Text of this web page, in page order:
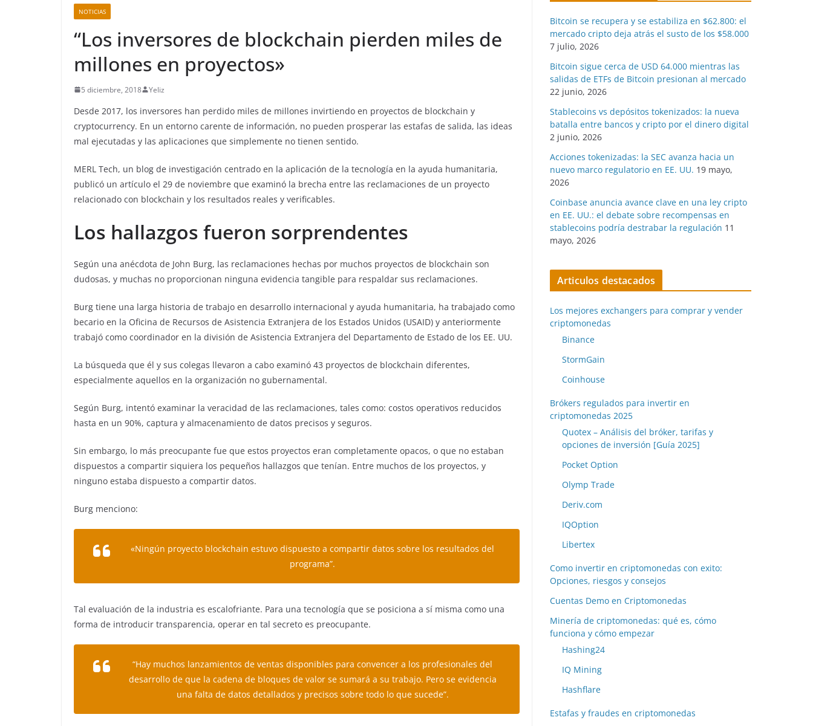
NOTICIAS
“Los inversores de blockchain pierden miles de
millones en proyectos»
5 diciembre, 2018 Yeliz
Desde 2017, los inversores han perdido miles de millones invirtiendo en proyectos de blockchain y
cryptocurrency. En un entorno carente de información, no pueden prosperar las estafas de salida, las ideas
mal ejecutadas y las aplicaciones que simplemente no tienen sentido.
MERL Tech, un blog de investigación centrado en la aplicación de la tecnología en la ayuda humanitaria,
publicó un artículo el 29 de noviembre que examinó la brecha entre las reclamaciones de un proyecto
relacionado con blockchain y los resultados reales y verificables.
Los hallazgos fueron sorprendentes
Según una anécdota de John Burg, las reclamaciones hechas por muchos proyectos de blockchain son
dudosas, y muchas no proporcionan ninguna evidencia tangible para respaldar sus reclamaciones.
Burg tiene una larga historia de trabajo en desarrollo internacional y ayuda humanitaria, ha trabajado como
becario en la Oficina de Recursos de Asistencia Extranjera de los Estados Unidos (USAID) y anteriormente
trabajó como coordinador en la división de Asistencia Extranjera del Departamento de Estado de los EE. UU.
La búsqueda que él y sus colegas llevaron a cabo examinó 43 proyectos de blockchain diferentes,
especialmente aquellos en la organización no gubernamental.
Según Burg, intentó examinar la veracidad de las reclamaciones, tales como: costos operativos reducidos
hasta en un 90%, captura y almacenamiento de datos precisos y seguros.
Sin embargo, lo más preocupante fue que estos proyectos eran completamente opacos, o que no estaban
dispuestos a compartir siquiera los pequeños hallazgos que tenían. Entre muchos de los proyectos, y
ninguno estaba dispuesto a compartir datos.
Burg menciono:
«Ningún proyecto blockchain estuvo dispuesto a compartir datos sobre los resultados del
programa”.
Tal evaluación de la industria es escalofriante. Para una tecnología que se posiciona a sí misma como una
forma de introducir transparencia, operar en tal secreto es preocupante.
“Hay muchos lanzamientos de ventas disponibles para convencer a los profesionales del
desarrollo de que la cadena de bloques de valor se sumará a su trabajo. Pero se evidencia
una falta de datos detallados y precisos sobre todo lo que sucede”.
Bitcoin se recupera y se estabiliza en $62.800: el
mercado cripto deja atrás el susto de los $58.000
7 julio, 2026
Bitcoin sigue cerca de USD 64.000 mientras las
salidas de ETFs de Bitcoin presionan al mercado
22 junio, 2026
Stablecoins vs depósitos tokenizados: la nueva
batalla entre bancos y cripto por el dinero digital
2 junio, 2026
Acciones tokenizadas: la SEC avanza hacia un
nuevo marco regulatorio en EE. UU. 19 mayo,
2026
Coinbase anuncia avance clave en una ley cripto
en EE. UU.: el debate sobre recompensas en
stablecoins podría destrabar la regulación 11
mayo, 2026
Articulos destacados
Los mejores exchangers para comprar y vender
criptomonedas
Binance
StormGain
Coinhouse
Brókers regulados para invertir en
criptomonedas 2025
Quotex – Análisis del bróker, tarifas y
opciones de inversión [Guía 2025]
Pocket Option
Olymp Trade
Deriv.com
IQOption
Libertex
Como invertir en criptomonedas con exito:
Opciones, riesgos y consejos
Cuentas Demo en Criptomonedas
Minería de criptomonedas: qué es, cómo
funciona y cómo empezar
Hashing24
IQ Mining
Hashflare
Estafas y fraudes en criptomonedas